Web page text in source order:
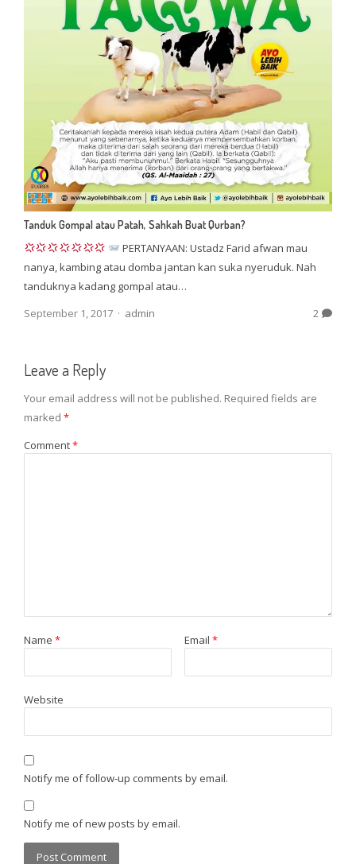
Tanduk Gompal atau Patah, Sahkah Buat Qurban?
PERTANYAAN: Ustadz Farid afwan mau
nanya, kambing atau domba jantan kan suka nyeruduk. Nah
tanduknya kadang gompal atau…
September 1, 2017
Author
admin 2
Leave a Reply
Your email address will not be published. Required fields are
marked *
Comment*
Name * Email *
Website
Notify me of follow-up comments by email.
Notify me of new posts by email.